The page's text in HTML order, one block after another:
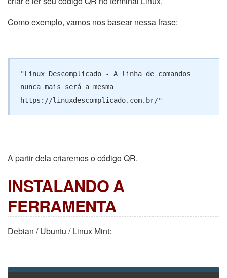
Como exemplo, vamos nos basear nessa frase:
"Linux Descomplicado - A linha de comandos
nunca mais será a mesma
A partir dela criaremos o código QR.
INSTALANDO A
FERRAMENTA
Debian / Ubuntu / Linux Mint: